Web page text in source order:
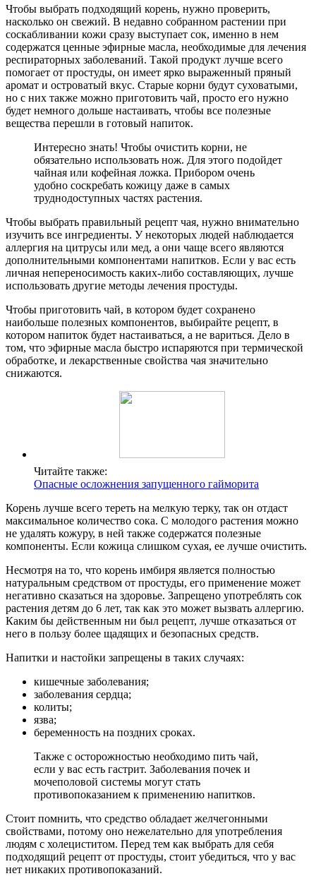
Чтобы выбрать подходящий корень, нужно проверить,
насколько он свежий. В недавно собранном растении при
соскабливании кожи сразу выступает сок, именно в нем
содержатся ценные эфирные масла, необходимые для лечения
респираторных заболеваний. Такой продукт лучше всего
помогает от простуды, он имеет ярко выраженный пряный
аромат и островатый вкус. Старые корни будут суховатыми,
но с них также можно приготовить чай, просто его нужно
будет немного дольше настаивать, чтобы все полезные
вещества перешли в готовый напиток.
Интересно знать! Чтобы очистить корни, не
обязательно использовать нож. Для этого подойдет
чайная или кофейная ложка. Прибором очень
удобно соскребать кожицу даже в самых
труднодоступных частях растения.
Чтобы выбрать правильный рецепт чая, нужно внимательно
изучить все ингредиенты. У некоторых людей наблюдается
аллергия на цитрусы или мед, а они чаще всего являются
дополнительными компонентами напитков. Если у вас есть
личная непереносимость каких-либо составляющих, лучше
использовать другие методы лечения простуды.
Чтобы приготовить чай, в котором будет сохранено
наибольше полезных компонентов, выбирайте рецепт, в
котором напиток будет настаиваться, а не вариться. Дело в
том, что эфирные масла быстро испаряются при термической
обработке, и лекарственные свойства чая значительно
снижаются.
Читайте также:
Опасные осложнения запущенного гайморита
Корень лучше всего тереть на мелкую терку, так он отдаст
максимальное количество сока. С молодого растения можно
не удалять кожуру, в ней также содержатся полезные
компоненты. Если кожица слишком сухая, ее лучше очистить.
Несмотря на то, что корень имбиря является полностью
натуральным средством от простуды, его применение может
негативно сказаться на здоровье. Запрещено употреблять сок
растения детям до 6 лет, так как это может вызвать аллергию.
Каким бы действенным ни был рецепт, лучше отказаться от
него в пользу более щадящих и безопасных средств.
Напитки и настойки запрещены в таких случаях:
кишечные заболевания;
заболевания сердца;
колиты;
язва;
беременность на поздних сроках.
Также с осторожностью необходимо пить чай,
если у вас есть гастрит. Заболевания почек и
мочеполовой системы могут стать
противопоказанием к применению напитков.
Стоит помнить, что средство обладает желчегонными
свойствами, потому оно нежелательно для употребления
людям с холециститом. Перед тем как выбрать для себя
подходящий рецепт от простуды, стоит убедиться, что у вас
нет никаких противопоказаний.